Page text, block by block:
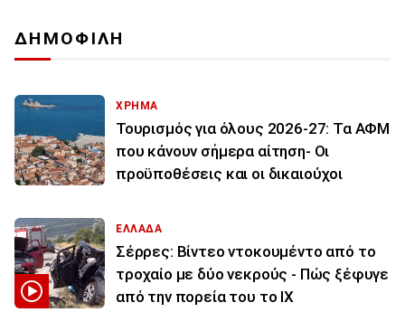
ΔΗΜΟΦΙΛΗ
ΧΡΗΜΑ
Τουρισμός για όλους 2026-27: Τα ΑΦΜ
που κάνουν σήμερα αίτηση- Οι
προϋποθέσεις και οι δικαιούχοι
ΕΛΛΑΔΑ
Σέρρες: Βίντεο ντοκουμέντο από το
τροχαίο με δύο νεκρούς - Πώς ξέφυγε
από την πορεία του το ΙΧ